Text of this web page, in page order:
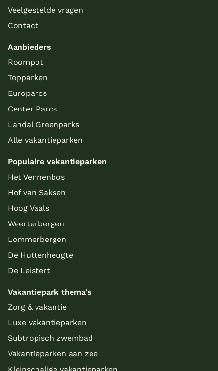
Veelgestelde vragen
Contact
Aanbieders
Roompot
Topparken
Europarcs
Center Parcs
Landal Greenparks
Alle vakantieparken
Populaire vakantieparken
Het Vennenbos
Hof van Saksen
Hoog Vaals
Weerterbergen
Lommerbergen
De Huttenheugte
De Leistert
Vakantiepark thema's
Zorg & vakantie
Luxe vakantieparken
Subtropisch zwembad
Vakantieparken aan zee